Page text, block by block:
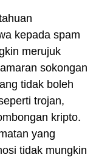
kepada spam
merujuk
sokongan
tidak boleh
trojan,
kripto.
yang
tidak mungkin